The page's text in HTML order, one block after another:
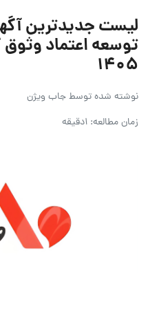
لیست جدیدترین
۱۴۰۵
نوشته شده توسطجاب ویژن
زمان مطالعه: 1دقیقه